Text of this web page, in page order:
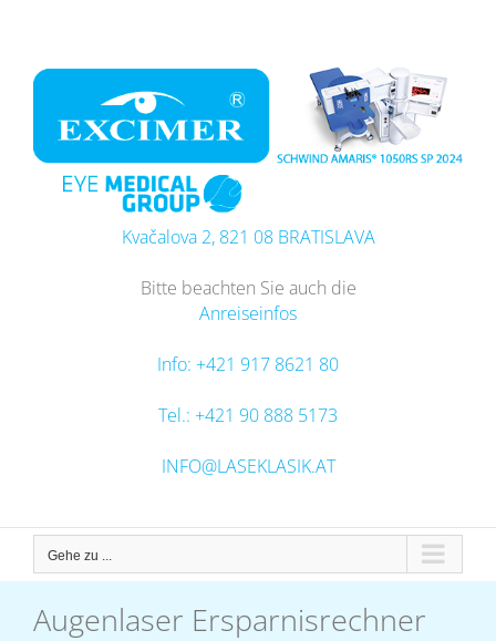
Kvačalova 2, 821 08 BRATISLAVA
Bitte beachten Sie auch die
Anreiseinfos
Info: +421 917 8621 80
Tel.: +421 90 888 5173
INFO@LASEKLASIK.AT
Gehe zu ...
Augenlaser Ersparnisrechner